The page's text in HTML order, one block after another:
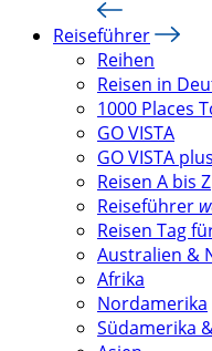
Reiseführer
Reihen
Reisen in
1000 Places
GO VISTA
GO VISTA
Reisen A bis Z
Reiseführer
Reisen Tag
Australien &
Afrika
Nordamerika
Südamerika